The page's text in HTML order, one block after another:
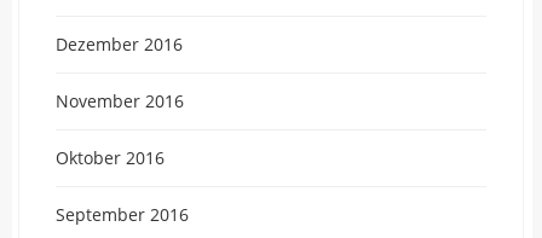
Dezember 2016
November 2016
Oktober 2016
September 2016